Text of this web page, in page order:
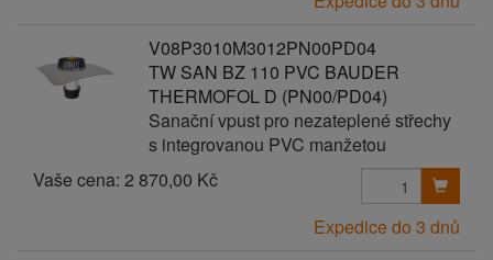
V08P3010M3012PN00PD04
TW SAN BZ 110 PVC BAUDER
THERMOFOL D (PN00/PD04)
Sanační vpust pro nezateplené střechy
s integrovanou PVC manžetou
Vaše cena: 2 870,00 Kč
Expedice do 3 dnů